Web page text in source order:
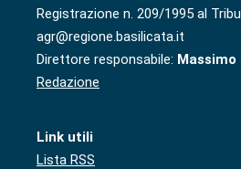
Registrazione n. 209/1995 al
agr@regione.basilicata.it
Direttore responsabile:
Redazione
Link utili
Lista RSS